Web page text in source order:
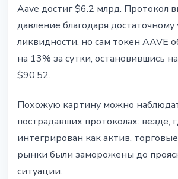
Aave достиг $6.2 млрд. Протокол
давление благодаря
ликвидности, но сам токен AAVE
на 13% за сутки, остановившись
$90.52.
Похожую картину можно
пострадавших протоколах: везде,
интегрирован как актив,
рынки были заморожены до
ситуации.